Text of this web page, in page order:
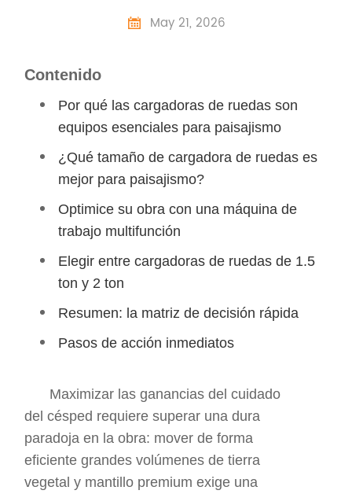
 May 21, 2026
Contenido
Por qué las cargadoras de ruedas son
equipos esenciales para paisajismo
¿Qué tamaño de cargadora de ruedas es
mejor para paisajismo?
Optimice su obra con una máquina de
trabajo multifunción
Elegir entre cargadoras de ruedas de 1.5
ton y 2 ton
Resumen: la matriz de decisión rápida
Pasos de acción inmediatos
Maximizar las ganancias del cuidado
del césped requiere superar una dura
paradoja en la obra: mover de forma
eficiente grandes volúmenes de tierra
vegetal y mantillo premium exige una